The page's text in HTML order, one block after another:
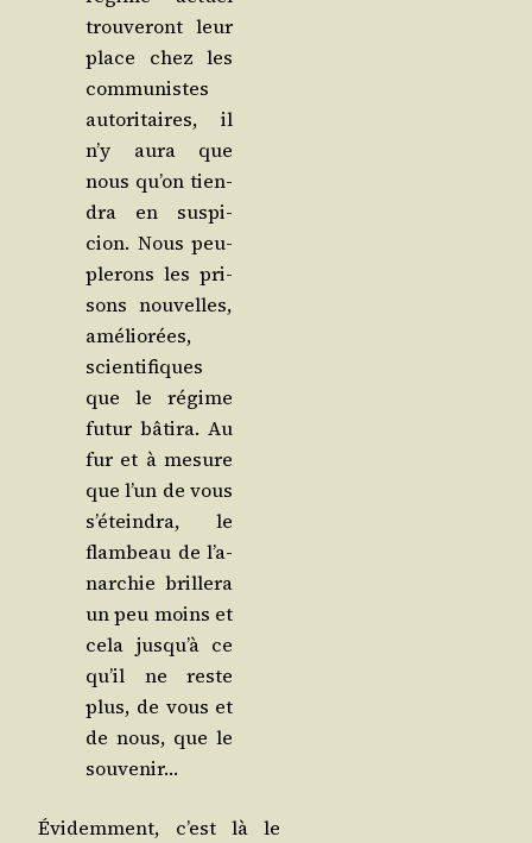
trou­ve­ront leur
place chez les
com­mu­nistes
auto­ri­taires, il
n’y aura que
nous qu’on tien­
dra en sus­pi­
cion. Nous peu­
ple­rons les pri­
sons nou­velles,
amé­lio­rées,
scien­ti­fiques
que le régime
futur bâti­ra. Au
fur et à mesure
que l’un de vous
s’é­tein­dra, le
flam­beau de l’a­
nar­chie brille­ra
un peu moins et
cela jus­qu’à ce
qu’il ne reste
plus, de vous et
de nous, que le
souvenir…
Évi­dem­ment, c’est là le